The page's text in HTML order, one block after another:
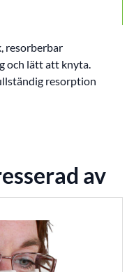
resorberbar
och lätt att knyta.
resorption
av